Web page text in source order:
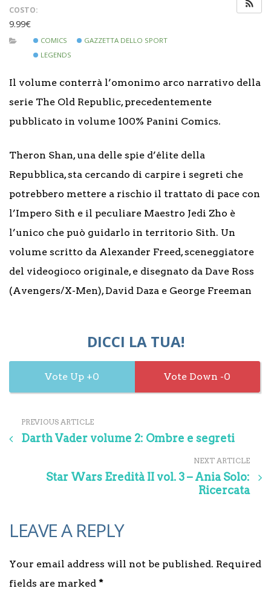
COSTO:
9.99€
COMICS
GAZZETTA DELLO SPORT
LEGENDS
Il volume conterrà l’omonimo arco narrativo della
serie The Old Republic, precedentemente
pubblicato in volume 100% Panini Comics.
Theron Shan, una delle spie d’élite della
Repubblica, sta cercando di carpire i segreti che
potrebbero mettere a rischio il trattato di pace con
l’Impero Sith e il peculiare Maestro Jedi Zho è
l’unico che può guidarlo in territorio Sith. Un
volume scritto da Alexander Freed, sceneggiatore
del videogioco originale, e disegnato da Dave Ross
(Avengers/X-Men), David Daza e George Freeman
DICCI LA TUA!
0 0
PREVIOUS ARTICLE
Darth Vader volume 2: Ombre e segreti
NEXT ARTICLE
Star Wars Eredità II vol. 3 – Ania Solo:
Ricercata
LEAVE A REPLY
Your email address will not be published. Required
fields are marked *